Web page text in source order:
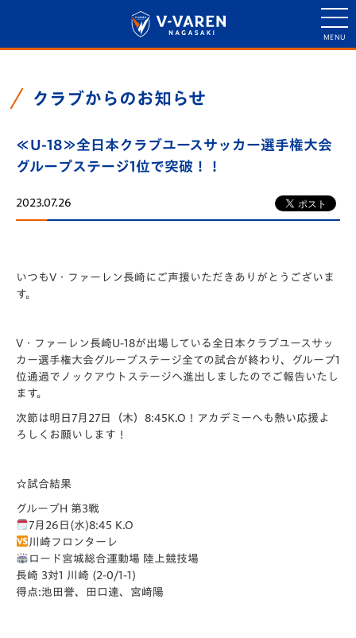
クラブからのお知らせ
≪U-18≫全日本クラブユースサッカー選手権大会
グループステージ1位で突破！！
2023.07.26
いつもV・ファーレン長崎にご声援いただきありがとうございま
す。
V・ファーレン長崎U-18が出場している全日本クラブユースサッ
カー選手権大会グループステージ全ての試合が終わり、グループ1
位通過でノックアウトステージへ進出しましたのでご報告いたし
ます。
次節は明日7月27日（木）8:45K.O！アカデミーへも熱い応援よ
ろしくお願いします！
☆試合結果
グループH 第3戦
7月26日(水)8:45 K.O
川崎フロンターレ
ロード宮城総合運動場 陸上競技場
長崎 3対1 川崎 (2-0/1-1)
得点:池田誉、田口達、宮﨑陽